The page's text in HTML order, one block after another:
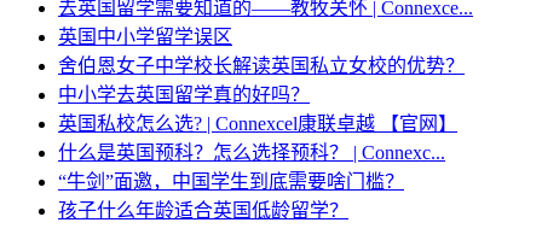
去英国留学需要知道的——教牧关怀 | Connexce...
英国中小学留学误区
舍伯恩女子中学校长解读英国私立女校的优势？
中小学去英国留学真的好吗？
英国私校怎么选? | Connexcel康联卓越 【官网】
什么是英国预科？怎么选择预科？ | Connexc...
“牛剑”面邀，中国学生到底需要啥门槛？
孩子什么年龄适合英国低龄留学？